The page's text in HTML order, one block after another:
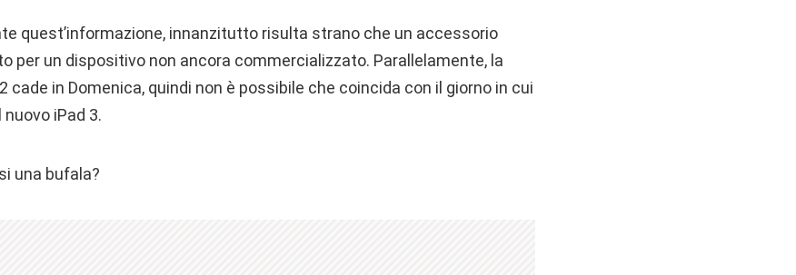
quest’informazione, innanzitutto risulta strano che un accessorio
per un dispositivo non ancora commercializzato. Parallelamente, la
cade in Domenica, quindi non è possibile che coincida con il giorno in cui
iPad 3.
una bufala?